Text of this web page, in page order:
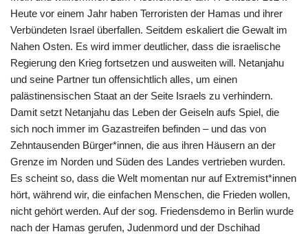
Heute vor einem Jahr haben Terroristen der Hamas und ihrer
Verbündeten Israel überfallen. Seitdem eskaliert die Gewalt im
Nahen Osten. Es wird immer deutlicher, dass die israelische
Regierung den Krieg fortsetzen und ausweiten will. Netanjahu
und seine Partner tun offensichtlich alles, um einen
palästinensischen Staat an der Seite Israels zu verhindern.
Damit setzt Netanjahu das Leben der Geiseln aufs Spiel, die
sich noch immer im Gazastreifen befinden – und das von
Zehntausenden Bürger*innen, die aus ihren Häusern an der
Grenze im Norden und Süden des Landes vertrieben wurden.
Es scheint so, dass die Welt momentan nur auf Extremist*innen
hört, während wir, die einfachen Menschen, die Frieden wollen,
nicht gehört werden. Auf der sog. Friedensdemo in Berlin wurde
nach der Hamas gerufen, Judenmord und der Dschihad